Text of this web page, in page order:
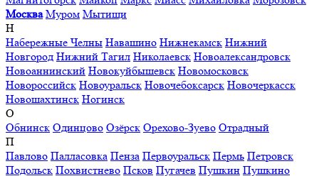
Москва Муром Мытищи
Н
Набережные Челны Навашино Нижнекамск Нижний
Новгород Нижний Тагил Николаевск Новоалександровск
Новоаннинский Новокуйбышевск Новомосковск
Новороссийск Новоуральск Новочебоксарск Новочеркасск
Новошахтинск Ногинск
О
Обнинск Одинцово Озёрск Орехово-Зуево Отрадный
П
Павлово Палласовка Пенза Первоуральск Пермь Петровск
Подольск Похвистнево Псков Пугачев Пушкин Пушкино